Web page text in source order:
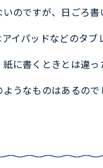
のですが、日ごろ
イパッドなどのタ
に書くときとは違
うなものはあるの